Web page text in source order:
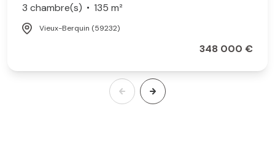
3 chambre(s)
135 m²
Vieux-Berquin (59232)
348 000 €